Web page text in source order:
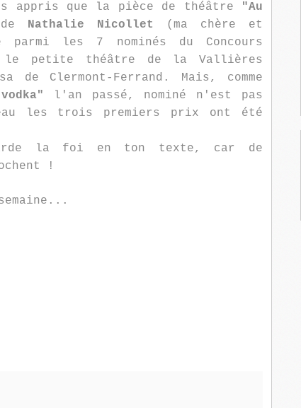
appris que la pièce de théâtre
"Au
Nathalie Nicollet
(ma chère et
les 7 nominés du Concours
le petite théâtre de la Vallières
Clermont-Ferrand. Mais, comme
l'an passé, nominé n'est pas
les trois premiers prix ont été
la foi en ton texte, car de
!